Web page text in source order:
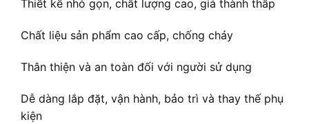
Thiết kế nhỏ gọn, chất lượng cao, giá thành thấp
Chất liệu sản phẩm cao cấp, chống cháy
Thân thiện và an toàn đối với người sử dụng
Dễ dàng lắp đặt, vận hành, bảo trì và thay thế phụ
kiện